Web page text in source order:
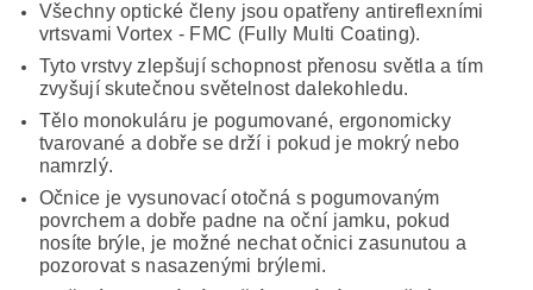
Všechny optické členy jsou opatřeny antireflexními
vrtsvami Vortex - FMC (Fully Multi Coating).
Tyto vrstvy zlepšují schopnost přenosu světla a tím
zvyšují skutečnou světelnost dalekohledu.
Tělo monokuláru je pogumované, ergonomicky
tvarované a dobře se drží i pokud je mokrý nebo
namrzlý.
Očnice je vysunovací otočná s pogumovaným
povrchem a dobře padne na oční jamku, pokud
nosíte brýle, je možné nechat očnici zasunutou a
pozorovat s nasazenými brýlemi.